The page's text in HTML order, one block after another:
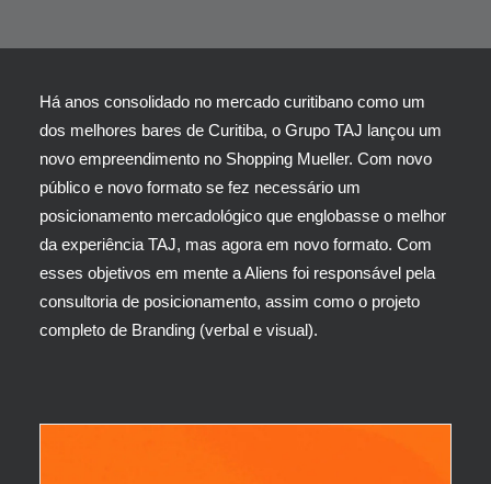
Há anos consolidado no mercado curitibano como um
dos melhores bares de Curitiba, o Grupo TAJ lançou um
novo empreendimento no Shopping Mueller. Com novo
público e novo formato se fez necessário um
posicionamento mercadológico que englobasse o melhor
da experiência TAJ, mas agora em novo formato. Com
esses objetivos em mente a Aliens foi responsável pela
consultoria de posicionamento, assim como o projeto
completo de Branding (verbal e visual).